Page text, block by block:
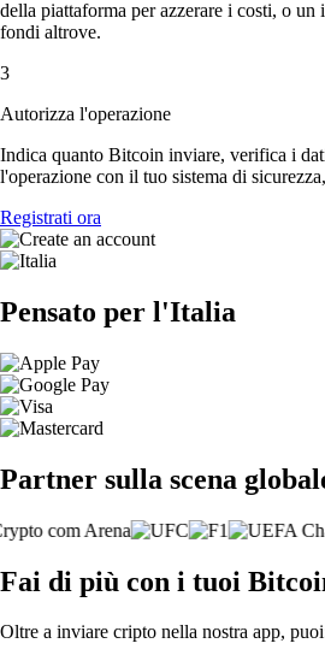
della piattaforma per azzerare i costi, o
fondi altrove.
3
Autorizza l'operazione
Indica quanto Bitcoin inviare, verifica i
l'operazione con il tuo sistema di
Registrati ora
Pensato per l'Italia
Partner sulla scena
Fai di più con i tuoi
Oltre a inviare cripto nella nostra app,